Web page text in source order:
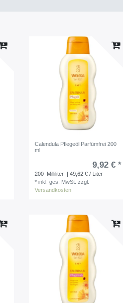
Calendula Pflegeöl Parfümfrei 200
ml
9,92 € *
200 Milliliter | 49,62 € / Liter
*inkl. ges. MwSt. zzgl.
Versandkosten